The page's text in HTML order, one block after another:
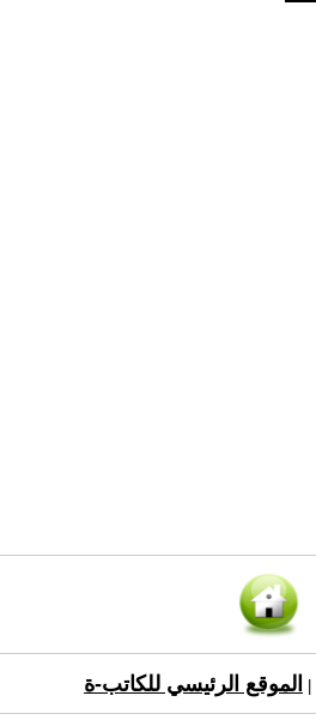
الموقع الرئيسي للكاتب-ة